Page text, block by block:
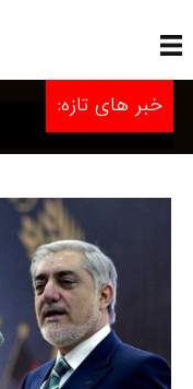
خبر های تازه: